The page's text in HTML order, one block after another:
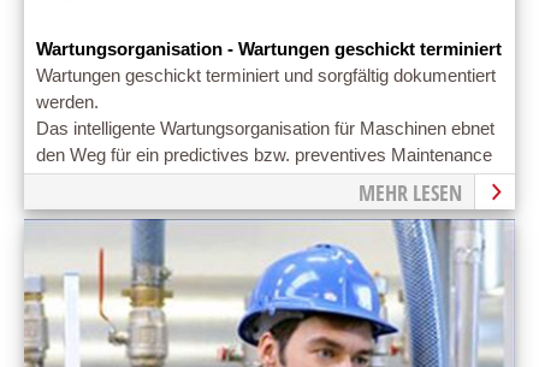
Wartungsorganisation - Wartungen geschickt terminiert
Wartungen geschickt terminiert und sorgfältig dokumentiert
werden.
Das intelligente Wartungsorganisation für Maschinen ebnet
den Weg für ein predictives bzw. preventives Maintenance
MEHR LESEN